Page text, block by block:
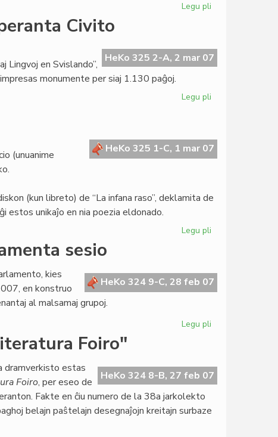
Legu pli
UEA
Civito
HeKo 325 2-A, 2 mar 07
Lingvoj en Svislando”,
monumente per siaj 1.130 paĝoj.
Legu pli
la
Esperanta
HeKo 325 1-C, 1 mar 07
(unuanime
(kun libreto) de “La infana raso”, deklamita de
estos unikaĵo en nia poezia eldonado.
Legu pli
Meksiko
sesio
HeKo 324 9-C, 28 feb 07
kies
en konstruo
al malsamaj grupoj.
Legu pli
inaŭgura
parlamenta
Foiro"
HeKo 324 8-B, 27 feb 07
dramverkisto estas
Foiro, per eseo de
Fakte en ĉiu numero de la 38a jarkolekto
belajn paŝtelajn desegnaĵojn kreitajn surbaze